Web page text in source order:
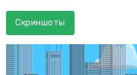
Скриншоты